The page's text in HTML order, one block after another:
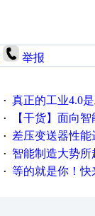
举报
· 真正的工业4.0
· 【干货】面向
· 差压变送器性能达
· 智能制造大势所趋
· 等的就是你！快来